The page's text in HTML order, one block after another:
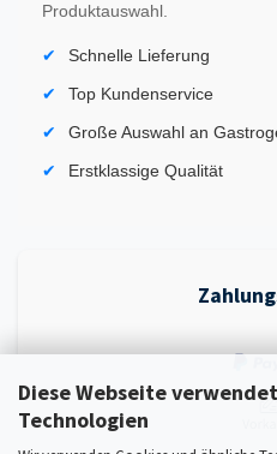
Diese Webseite
Technologien
Produktauswahl.
Schnelle Lieferung
Top Kundenservice
Große Auswahl an
Erstklassige Qualität